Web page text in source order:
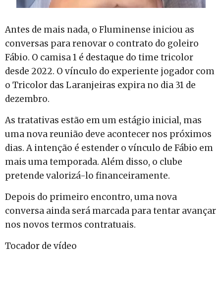
Antes de mais nada, o Fluminense iniciou as
conversas para renovar o contrato do goleiro
Fábio. O camisa 1 é destaque do time tricolor
desde 2022. O vínculo do experiente jogador com
o Tricolor das Laranjeiras expira no dia 31 de
dezembro.
As tratativas estão em um estágio inicial, mas
uma nova reunião deve acontecer nos próximos
dias. A intenção é estender o vínculo de Fábio em
mais uma temporada. Além disso, o clube
pretende valorizá-lo financeiramente.
Depois do primeiro encontro, uma nova
conversa ainda será marcada para tentar avançar
nos novos termos contratuais.
Tocador de vídeo